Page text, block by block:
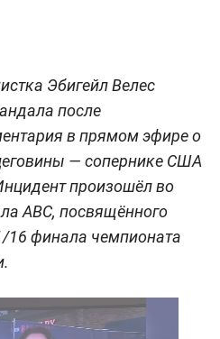
Эбигейл Велес
после
в прямом эфире о
— сопернике США
произошёл во
ABC, посвящённого
16 финала чемпионата